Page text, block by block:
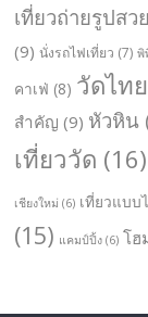
เที่ยวถ่ายรูปสวย
(9) นั่งรถไฟเที่ยว (7)
คาเฟ่ (8) วัดไทย
สำคัญ (9) หัวหิน
เที่ยววัด (16)
เชียงใหม่ (6) เที่ยวแบบ
(15) แคมป์ปิ้ง (6) โฮ